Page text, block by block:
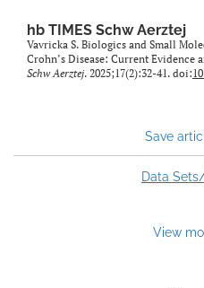
hb TIMES Schw Aerztej
Vavricka S. Biologics and Small
Crohn’s Disease: Current Evidence
Schw Aerztej. 2025;17(2):32-41. doi:
Save
Data
View